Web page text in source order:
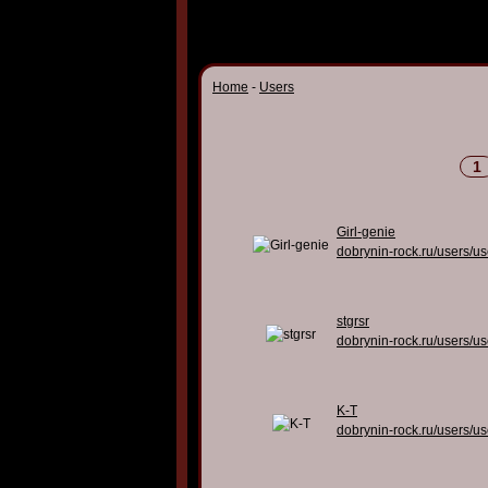
Home - Users
1
Girl-genie
dobrynin-rock.ru/users/
stgrsr
dobrynin-rock.ru/users/
K-T
dobrynin-rock.ru/users/